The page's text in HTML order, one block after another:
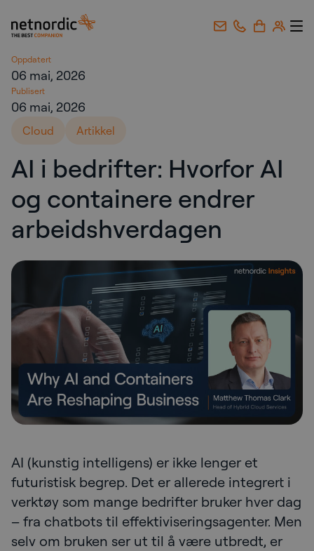
NetNordic Norway
Oppdatert
06 mai, 2026
Publisert
06 mai, 2026
Cloud Artikkel
AI i bedrifter: Hvorfor AI
og containere endrer
arbeidshverdagen
AI (kunstig intelligens) er ikke lenger et
futuristisk begrep. Det er allerede integrert i
verktøy som mange bedrifter bruker hver dag
– fra chatbots til effektiviseringsagenter. Men
selv om bruken ser ut til å være utbredt, er